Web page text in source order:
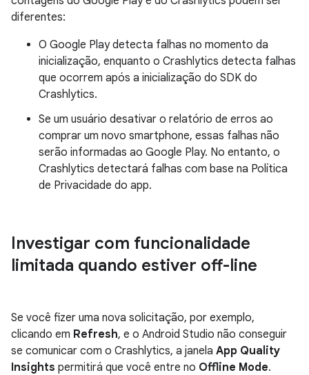
diferentes:
O Google Play detecta falhas no momento da
inicialização, enquanto o Crashlytics detecta falhas
que ocorrem após a inicialização do SDK do
Crashlytics.
Se um usuário desativar o relatório de erros ao
comprar um novo smartphone, essas falhas não
serão informadas ao Google Play. No entanto, o
Crashlytics detectará falhas com base na Política
de Privacidade do app.
Investigar com funcionalidade
limitada quando estiver off-line
Se você fizer uma nova solicitação, por exemplo,
clicando em Refresh, e o Android Studio não conseguir
se comunicar com o Crashlytics, a janela App Quality
Insights permitirá que você entre no Offline Mode.